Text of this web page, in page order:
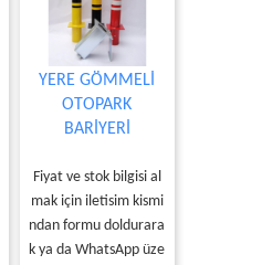
YERE GÖMMELİ
OTOPARK
BARİYERİ
Fiyat ve stok bilgisi al
mak için iletisim kismi
ndan formu doldurara
k ya da WhatsApp üze